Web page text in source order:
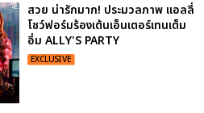
สวย น่ารักมาก! ประมวลภาพ แอลลี่
โชว์ฟอร์มร้องเต้นเอ็นเตอร์เทนเต็ม
อิ่ม ALLY'S PARTY
EXCLUSIVE